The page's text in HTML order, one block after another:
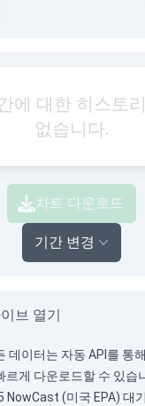
에 대한 히스토
없습니다.
차트 다운로드
기간 변경
브 열기
데이터는 자동 API 를 통
르게 다운로드할 수 있습
NowCast (미국 EPA) 대